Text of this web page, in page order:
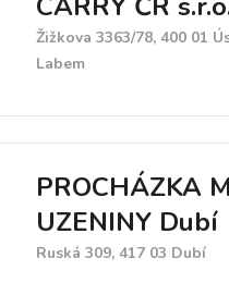
Žižkova 3363/78, 400 01
Labem
PROCHÁZKA
UZENINY Dubí
Ruská 309, 417 03 Dubí